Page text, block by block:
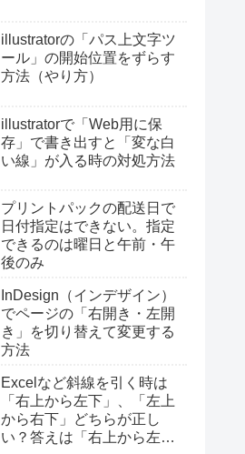
illustratorの「パス上文字ツ
ール」の開始位置をずらす
方法（やり方）
illustratorで「Web用に保
存」で書き出すと「変な白
い線」が入る時の対処方法
プリントパックの配送日で
日付指定はできない。指定
できるのは曜日と午前・午
後のみ
InDesign（インデザイン）
でページの「右開き・左開
き」を切り替えて変更する
方法
Excelなど斜線を引く時は
「右上から左下」、「左上
から右下」どちらが正し
い？答えは「右上から左